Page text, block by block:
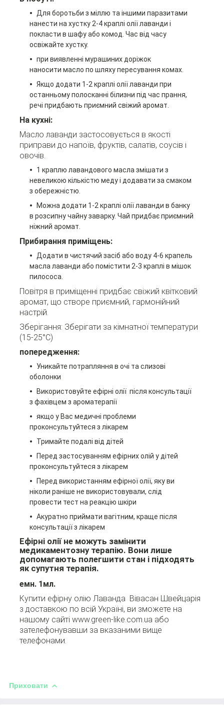
Для боротьби з міллю та іншими паразитами
нанести на хустку 2-4 краплі олії лаванди і
покласти в шафу або комод. Час від часу
освіжайте хустку.
при виявленні мурашиних доріжок
наносити масло по шляху пересування комах.
Якщо додати 1-2 краплі олії лаванди при
останньому полосканні білизни під час прання,
речі придбають приємний свіжий аромат.
На кухні:
Масло лаванди застосовується в якості
приправи до напоїв, фруктів, салатів, соусів і
овочів.
1 краплю лавандового масла змішати з
невеликою кількістю меду і додавати за смаком
з обережністю.
Можна додати 1-2 краплі олії лаванди в банку
в розсипну чайну заварку. Чай придбає приємний
ніжний аромат.
Прибирання приміщень:
Додати в чистячий засіб або воду 4-6 крапель
масла лаванди або помістити 2-3 краплі в мішок
пилососа.
Повітря в приміщенні придбає свіжий квітковий
аромат, що створе приємний, гармонійний
настрій.
Зберігання: Зберігати за кімнатної температури
(15-25°C)
попередження:
Уникайте потрапляння в очі та слизові
оболонки
Використовуйте ефірні олії після консультації
з фахівцем з ароматерапії
якщо у Вас медичні проблеми
проконсультуйтеся з лікарем
Тримайте подалі від дітей
Перед застосуванням ефірних олій у дітей
проконсультуйтеся з лікарем
Перед використанням ефірної олії, яку ви
ніколи раніше не використовували, слід
провести тест на реакцію шкіри
Акуратно приймати вагітним, краще після
консультації з лікарем
Ефірні олії не можуть замінити
медикаментозну терапію. Вони лише
допомагають полегшити стан і підходять
як супутня терапія.
емн. 1мл.
Купити ефірну олію Лаванда Вівасан Швейцарія
з доставкою по всій Україні, ви зможете на
нашому сайті www.green-like.com.ua або
зателефонувавши за вказаними вище
телефонами.
Приховати